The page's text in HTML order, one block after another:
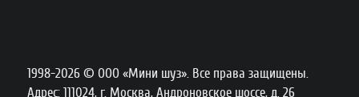
1998-2026 © ООО «Мини шуз». Все права защищены.
Адрес: 111024, г. Москва, Андроновское шоссе, д. 26